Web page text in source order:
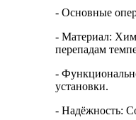
- Основные
- Материал:
перепадам
-
установки.
- Надёжность: